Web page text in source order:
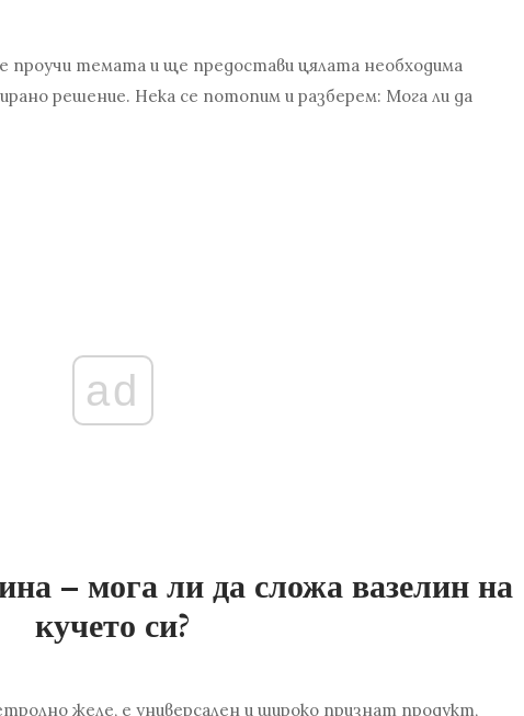
проучи темата и ще предостави цялата необходима
решение. Нека се потопим и разберем: Мога ли да
ad
– мога ли да сложа вазелин на
кучето си?
желе, е универсален и широко признат продукт,